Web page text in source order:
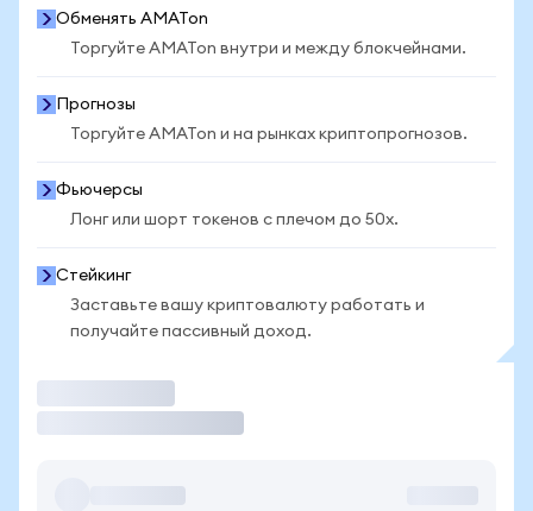
Обменять AMATon
Торгуйте AMATon внутри и между блокчейнами.
Прогнозы
Торгуйте AMATon и на рынках криптопрогнозов.
Фьючерсы
Лонг или шорт токенов с плечом до 50x.
Стейкинг
Заставьте вашу криптовалюту работать и
получайте пассивный доход.